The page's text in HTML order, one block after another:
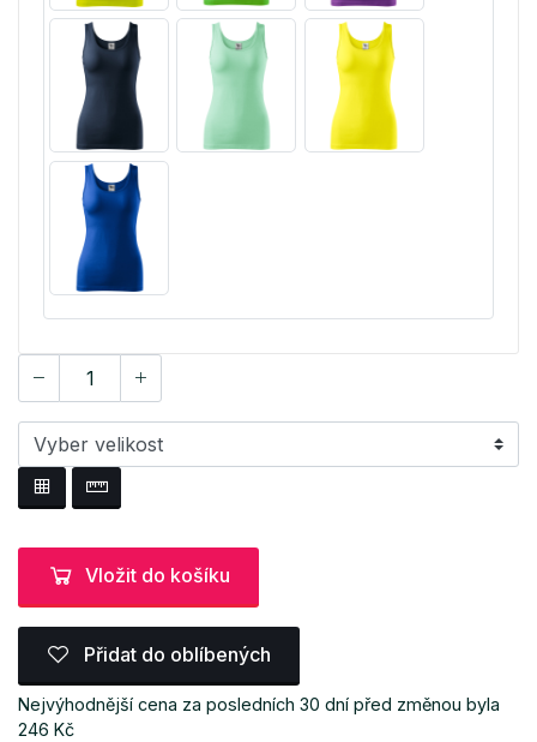
Vložit do košíku
Přidat do oblíbených
Nejvýhodnější cena za posledních 30 dní před změnou byla
246 Kč